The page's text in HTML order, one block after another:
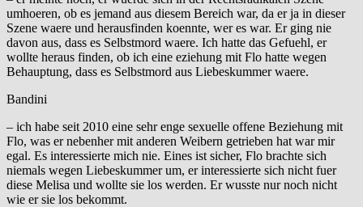
umhoeren, ob es jemand aus diesem Bereich war, da er ja in dieser
Szene waere und herausfinden koennte, wer es war. Er ging nie
davon aus, dass es Selbstmord waere. Ich hatte das Gefuehl, er
wollte heraus finden, ob ich eine eziehung mit Flo hatte wegen
Behauptung, dass es Selbstmord aus Liebeskummer waere.
Bandini
– ich habe seit 2010 eine sehr enge sexuelle offene Beziehung mit
Flo, was er nebenher mit anderen Weibern getrieben hat war mir
egal. Es interessierte mich nie. Eines ist sicher, Flo brachte sich
niemals wegen Liebeskummer um, er interessierte sich nicht fuer
diese Melisa und wollte sie los werden. Er wusste nur noch nicht
wie er sie los bekommt.